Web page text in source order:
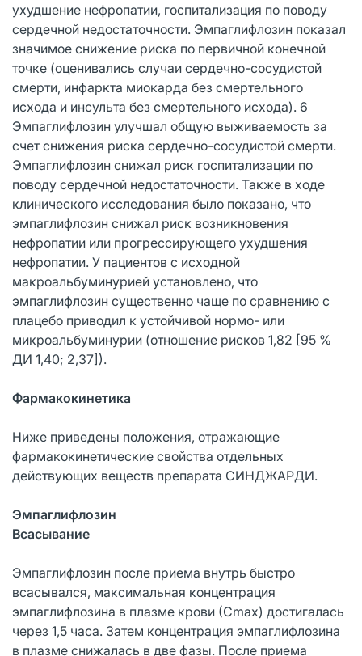
ухудшение нефропатии, госпитализация по поводу
сердечной недостаточности. Эмпаглифлозин показал
значимое снижение риска по первичной конечной
точке (оценивались случаи сердечно-сосудистой
смерти, инфаркта миокарда без смертельного
исхода и инсульта без смертельного исхода). 6
Эмпаглифлозин улучшал общую выживаемость за
счет снижения риска сердечно-сосудистой смерти.
Эмпаглифлозин снижал риск госпитализации по
поводу сердечной недостаточности. Также в ходе
клинического исследования было показано, что
эмпаглифлозин снижал риск возникновения
нефропатии или прогрессирующего ухудшения
нефропатии. У пациентов с исходной
макроальбуминурией установлено, что
эмпаглифлозин существенно чаще по сравнению с
плацебо приводил к устойчивой нормо- или
микроальбуминурии (отношение рисков 1,82 [95 %
ДИ 1,40; 2,37]).
Фармакокинетика
Ниже приведены положения, отражающие
фармакокинетические свойства отдельных
действующих веществ препарата СИНДЖАРДИ.
Эмпаглифлозин
Всасывание
Эмпаглифлозин после приема внутрь быстро
всасывался, максимальная концентрация
эмпаглифлозина в плазме крови (Сmax) достигалась
через 1,5 часа. Затем концентрация эмпаглифлозина
в плазме снижалась в две фазы. После приема